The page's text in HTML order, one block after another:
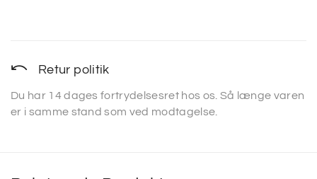
Retur politik
Du har 14 dages fortrydelsesret hos os. Så længe varen
er i samme stand som ved modtagelse.